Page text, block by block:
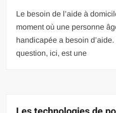
Le besoin de l’aide à
moment où une personne
handicapée a besoin d’aide.
question, ici, est une